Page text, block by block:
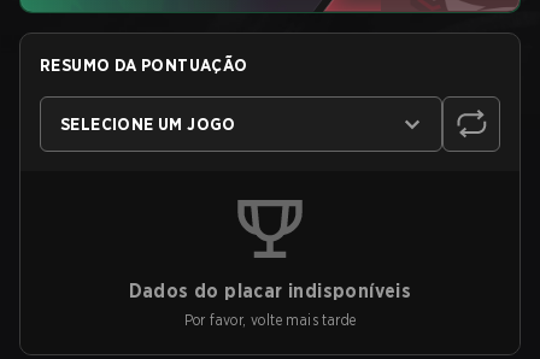
RESUMO DA PONTUAÇÃO
SELECIONE UM JOGO
Dados do placar indisponíveis
Por favor, volte mais tarde